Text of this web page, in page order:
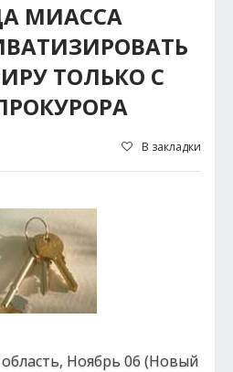
МИАССА
ТОЛЬКО С
В закладки
Ноябрь 06 (Новый